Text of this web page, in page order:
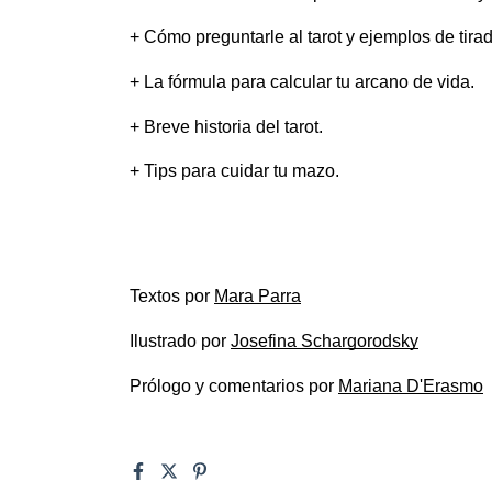
+ Cómo preguntarle al tarot y ejemplos de
+ La fórmula para calcular tu arcano de vida.
+ Breve historia del tarot.
+ Tips para cuidar tu mazo.
Textos por Mara Parra
Ilustrado por Josefina Schargorodsky
Prólogo y comentarios por Mariana D'Erasmo